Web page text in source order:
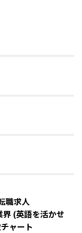
職求人
界 (英語を活かせ
ャート